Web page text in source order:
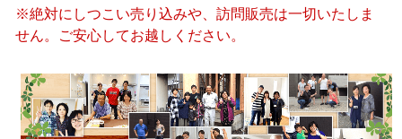
※絶対にしつこい売り込みや、訪問販売は一切いたしま
せん。ご安心してお越しください。